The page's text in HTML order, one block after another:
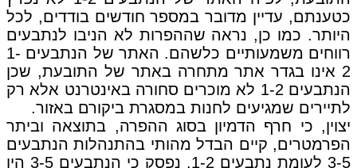
כטענתם, עדיין מדובר במספר חודשים בודדים, לכל
היותר. כמו כן, נראה שההפרות לא הניבו לנתבעים
רווחים משמעותיים כלשהם. האתר של הנתבעים 1-
2 אינו בגדר אתר מתחרה באתר של התובעת, שכן
הנתבעים 1-2 לא מוכרים סחורה באינטרנט אלא רק
לתיירים שמגיעים לחנות במסגרת ביקורם באזור.
יצוין, כי חרף הדמיון בסוג ההפרה, בתוצאה וביתר
הפרמטרים, קיים הבדל מהותי בהתנהלות הנתבעים
3-5 לעומת נתבעים 1-2. נפסק כי הנתבעים 3-5 היו